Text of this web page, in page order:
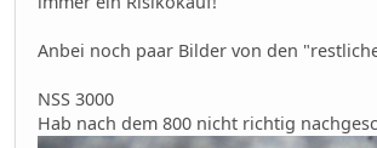
Anbei noch paar Bilder von den
NSS 3000
Hab nach dem 800 nicht richtig